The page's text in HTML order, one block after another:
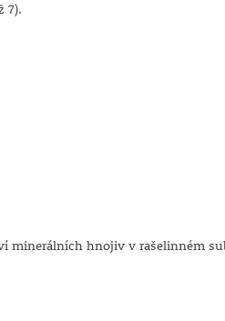
7).
minerálních hnojiv v rašelinném